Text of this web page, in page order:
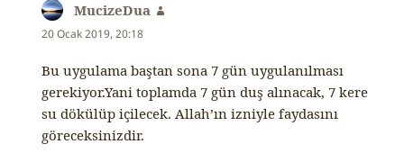
MucizeDua
20 Ocak 2019, 20:18
Bu uygulama baştan sona 7 gün uygulanılması
gerekiyor.Yani toplamda 7 gün duş alınacak, 7 kere
su dökülüp içilecek. Allah’ın izniyle faydasını
göreceksinizdir.